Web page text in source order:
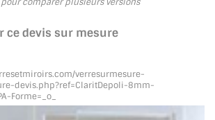
& QUINCAILLERIE
PROFILS ET FIXATION DU
POUR MIROIR
ce devis sur mesure
verresurmesure-
devis.php?ref=ClaritDepoli-8mm-
Forme=_o_